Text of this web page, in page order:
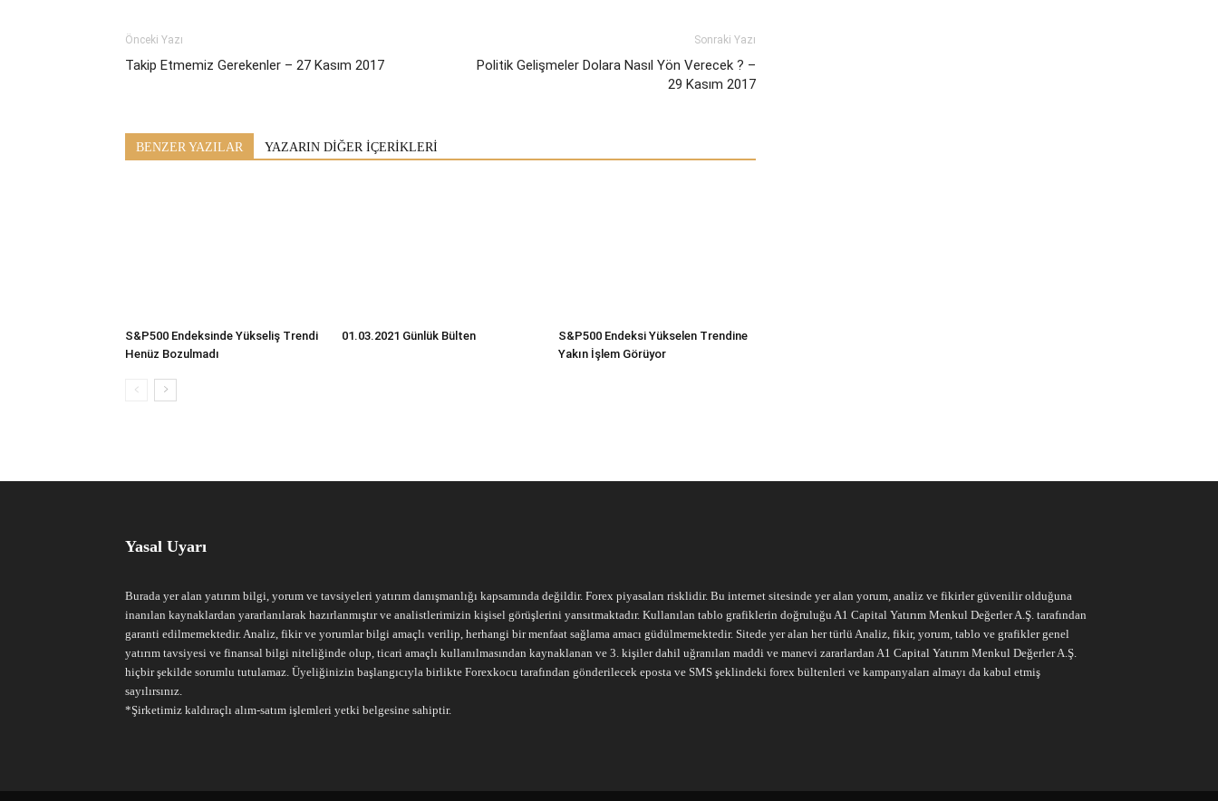
Önceki Yazı
Takip Etmemiz Gerekenler – 27 Kasım 2017
Sonraki Yazı
Politik Gelişmeler Dolara Nasıl Yön Verecek ? –
29 Kasım 2017
BENZER YAZILAR YAZARIN DİĞER İÇERİKLERİ
S&P500 Endeksinde Yükseliş Trendi
Henüz Bozulmadı
01.03.2021 Günlük Bülten
S&P500 Endeksi Yükselen Trendine
Yakın İşlem Görüyor
Yasal Uyarı
Burada yer alan yatırım bilgi, yorum ve tavsiyeleri yatırım danışmanlığı kapsamında değildir. Forex piyasaları risklidir. Bu internet sitesinde yer alan yorum, analiz ve fikirler güvenilir olduğuna
inanılan kaynaklardan yararlanılarak hazırlanmıştır ve analistlerimizin kişisel görüşlerini yansıtmaktadır. Kullanılan tablo grafiklerin doğruluğu A1 Capital Yatırım Menkul Değerler A.Ş. tarafından
garanti edilmemektedir. Analiz, fikir ve yorumlar bilgi amaçlı verilip, herhangi bir menfaat sağlama amacı güdülmemektedir. Sitede yer alan her türlü Analiz, fikir, yorum, tablo ve grafikler genel
yatırım tavsiyesi ve finansal bilgi niteliğinde olup, ticari amaçlı kullanılmasından kaynaklanan ve 3. kişiler dahil uğranılan maddi ve manevi zararlardan A1 Capital Yatırım Menkul Değerler A.Ş.
hiçbir şekilde sorumlu tutulamaz. Üyeliğinizin başlangıcıyla birlikte Forexkocu tarafından gönderilecek eposta ve SMS şeklindeki forex bültenleri ve kampanyaları almayı da kabul etmiş
sayılırsınız.
*Şirketimiz kaldıraçlı alım-satım işlemleri yetki belgesine sahiptir.